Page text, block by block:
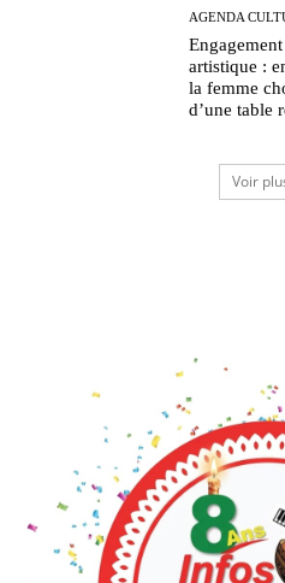
AGENDA
artistique :
la femme
d’une table
Voir